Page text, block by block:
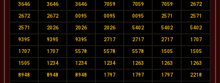
3646 3646 3646 7059 7059 7059 2672
2672 2672 0095 0095 0095 2571 2571
2571 2026 2026 2026 5402 5402 5402
9395 9395 9395 2717 2717 2717 1707
1707 1707 5578 5578 5578 1505 1505
1505 1234 1234 1234 1263 1263 1263
8948 8948 8948 1797 1797 1797 2218